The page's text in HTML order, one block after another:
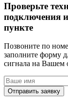
Проверьте
подключения
пункте
Позвоните по
заполните форму
сигнала на Вашем